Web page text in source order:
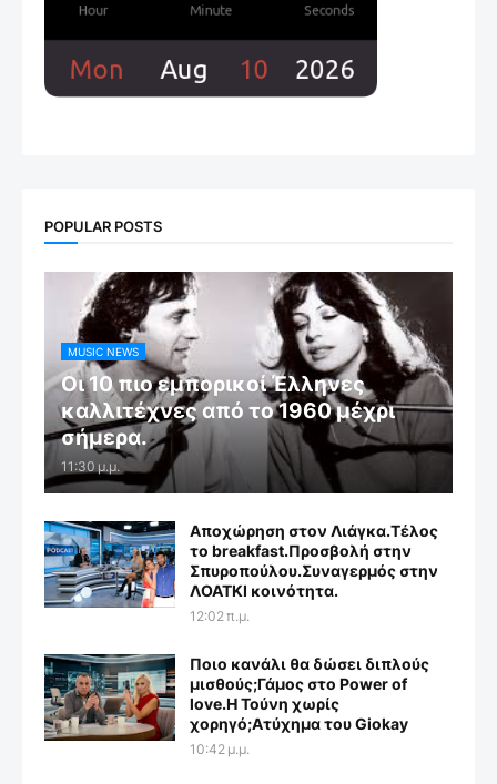
POPULAR POSTS
MUSIC NEWS
Οι 10 πιο εμπορικοί Έλληνες
καλλιτέχνες από το 1960 μέχρι
σήμερα.
11:30 μ.μ.
Αποχώρηση στον Λιάγκα.Τέλος
το breakfast.Προσβολή στην
Σπυροπούλου.Συναγερμός στην
ΛΟΑΤΚΙ κοινότητα.
12:02 π.μ.
Ποιο κανάλι θα δώσει διπλούς
μισθούς;Γάμος στο Power of
love.Η Τούνη χωρίς
χορηγό;Aτύχημα του Giokay
10:42 μ.μ.